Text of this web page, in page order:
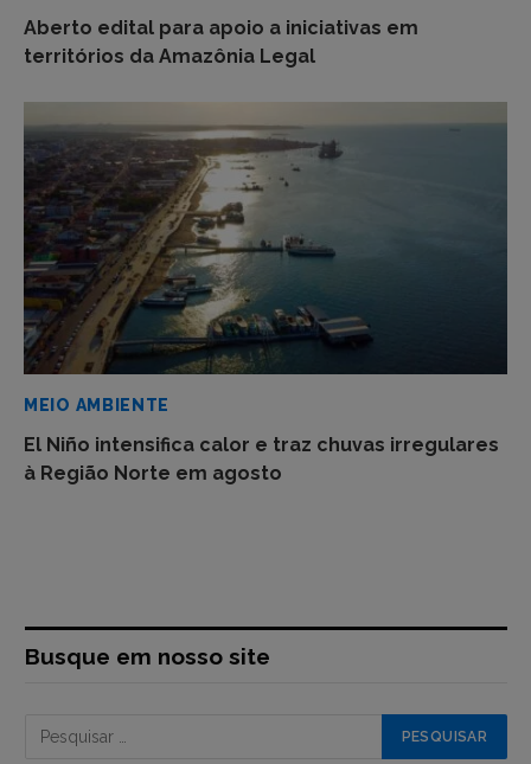
Aberto edital para apoio a iniciativas em
territórios da Amazônia Legal
MEIO AMBIENTE
El Niño intensifica calor e traz chuvas irregulares
à Região Norte em agosto
Busque em nosso site